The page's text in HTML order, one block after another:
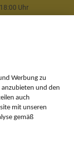
Uhr